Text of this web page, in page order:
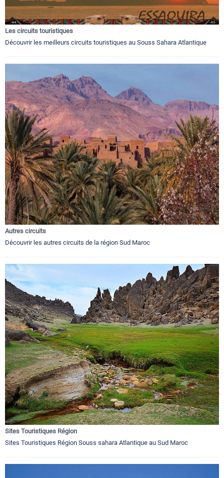
Les circuits touristiques
Découvrir les meilleurs circuits touristiques au Souss Sahara Atlantique
Autres circuits
Découvrir les autres circuits de la région Sud Maroc
Sites Touristiques Région
Sites Touristiques Région Souss sahara Atlantique au Sud Maroc